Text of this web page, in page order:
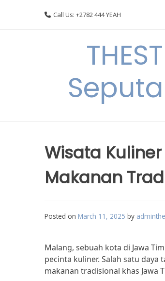
Call Us: +2782 444 YEAH
Wisata
Makanan
Posted on March 11, 2025 by adminthe
Malang, sebuah kota di Jawa
pecinta kuliner. Salah satu
makanan tradisional khas Jawa